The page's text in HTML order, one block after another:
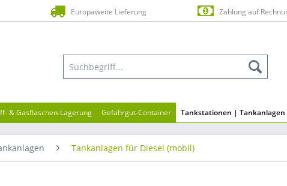
Europaweite Lieferung Zahlung auf
& Gasflaschen-Lagerung Gefahrgut-Container Tankstationen | Tankanlagen
Tankanlagen für Diesel (mobil)